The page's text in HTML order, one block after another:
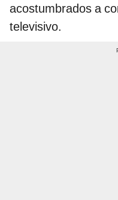
acostumbrados a
televisivo.